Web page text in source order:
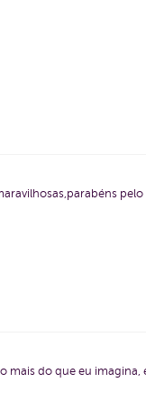
mais do que eu